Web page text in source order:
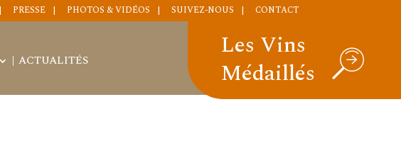
PRESSE PHOTOS & VIDÉOS SUIVEZ-NOUS CONTACT
ACTUALITÉS
Les Vins
Médaillés